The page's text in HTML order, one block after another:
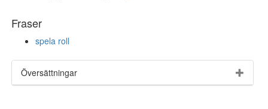
Fraser
spela roll
Översättningar